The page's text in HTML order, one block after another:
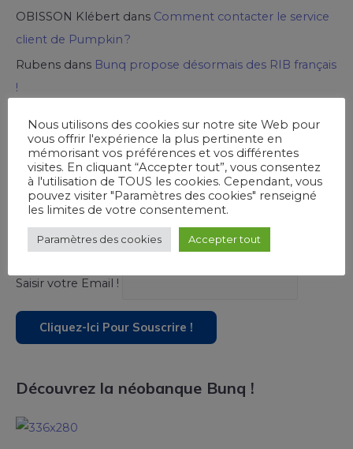
OBISSON Klébert dans Comment contacter le service
client de Pumpkin ?
Rubens dans Bunq propose désormais des RIB français
!
Ouvrez un Compte chez Viabuy
Souscrivez à notre newsletter !
Saisir votre Email !
Découvrez la néobanque Bunq !
Nous utilisons des cookies sur notre site Web pour
vous offrir l'expérience la plus pertinente en
mémorisant vos préférences et vos différentes
visites. En cliquant “Accepter tout”, vous consentez
à l'utilisation de TOUS les cookies. Cependant, vous
pouvez visiter "Paramètres des cookies" renseigné
les limites de votre consentement.
Paramètres des cookies Accepter tout